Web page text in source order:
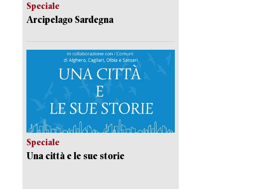
Speciale
Arcipelago Sardegna
Speciale
Una città e le sue storie